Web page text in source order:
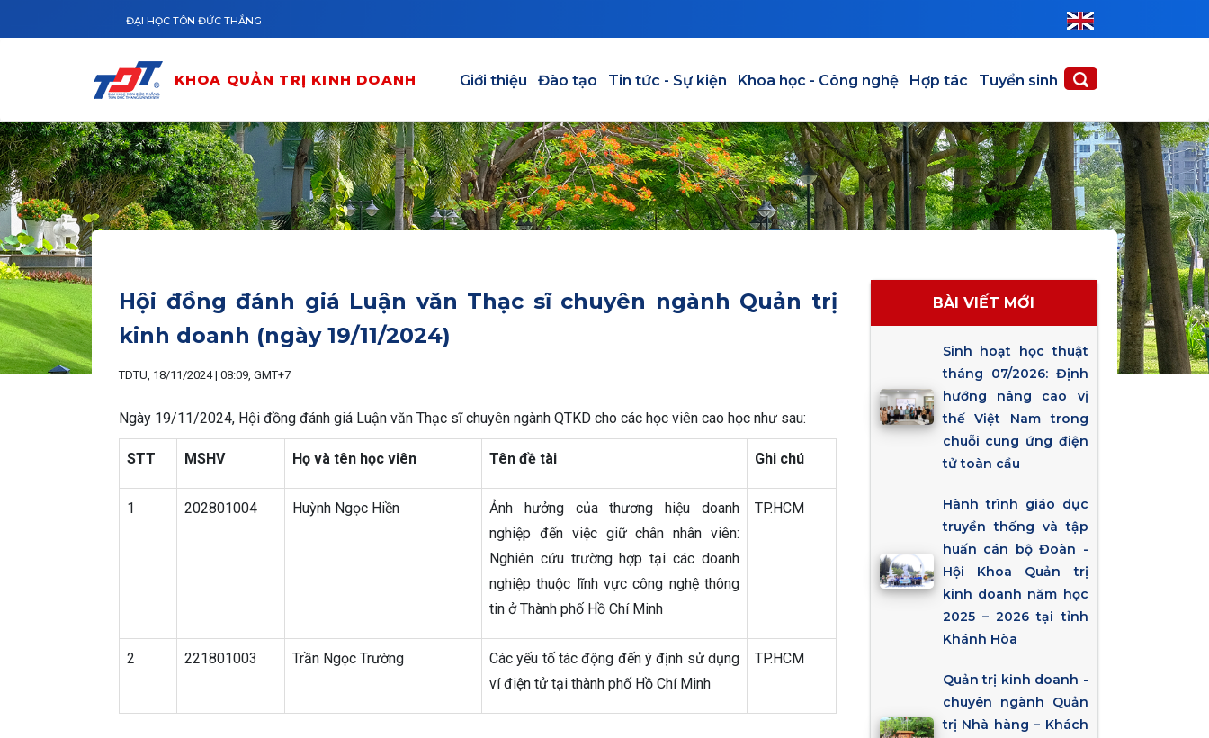
ĐẠI HỌC TÔN ĐỨC THẮNG
KHOA QUẢN TRỊ KINH DOANH Giới thiệu Đào tạo Tin tức - Sự kiện Khoa học - Công nghệ Hợp tác Tuyển sinh
Hội đồng đánh giá Luận văn Thạc sĩ chuyên ngành Quản trị
kinh doanh (ngày 19/11/2024)
TDTU, 18/11/2024 | 08:09, GMT+7
Ngày 19/11/2024, Hội đồng đánh giá Luận văn Thạc sĩ chuyên ngành QTKD cho các học viên cao học như sau:
STT MSHV Họ và tên học viên Tên đề tài Ghi chú
1 202801004 Huỳnh Ngọc Hiền
Ảnh hưởng của thương hiệu doanh
nghiệp đến việc giữ chân nhân viên:
Nghiên cứu trường hợp tại các doanh
nghiệp thuộc lĩnh vực công nghệ thông
tin ở Thành phố Hồ Chí Minh
TP.HCM
2 221801003 Trần Ngọc Trường
Các yếu tố tác động đến ý định sử dụng
ví điện tử tại thành phố Hồ Chí Minh
TP.HCM
BÀI VIẾT MỚI
Sinh hoạt học thuật
tháng 07/2026: Định
hướng nâng cao vị
thế Việt Nam trong
chuỗi cung ứng điện
tử toàn cầu
Hành trình giáo dục
truyền thống và tập
huấn cán bộ Đoàn -
Hội Khoa Quản trị
kinh doanh năm học
2025 – 2026 tại tỉnh
Khánh Hòa
Quản trị kinh doanh -
chuyên ngành Quản
trị Nhà hàng – Khách